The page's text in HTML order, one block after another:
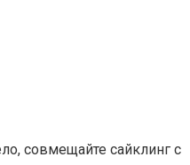
совмещайте сайклинг с